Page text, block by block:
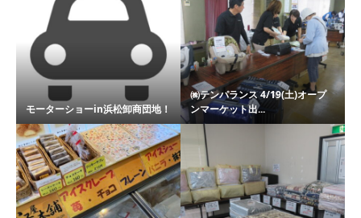
モーターショーin浜松卸商団地！
㈱テンパランス 4/19(土)オープ
ンマーケット出...